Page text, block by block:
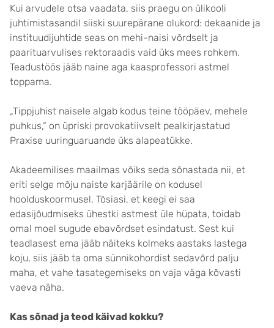
Kui arvudele otsa vaadata, siis praegu on ülikooli
juhtimistasandil siiski suurepärane olukord: dekaanide ja
instituudijuhtide seas on mehi-naisi võrdselt ja
paarituarvulises rektoraadis vaid üks mees rohkem.
Teadustöös jääb naine aga kaasprofessori astmel
toppama.
„Tippjuhist naisele algab kodus teine tööpäev, mehele
puhkus,“ on üpriski provokatiivselt pealkirjastatud
Praxise uuringuaruande üks alapeatükke.
Akadeemilises maailmas võiks seda sõnastada nii, et
eriti selge mõju naiste karjäärile on kodusel
hoolduskoormusel. Tõsiasi, et keegi ei saa
edasijõudmiseks ühestki astmest üle hüpata, toidab
omal moel sugude ebavõrdset esindatust. Sest kui
teadlasest ema jääb näiteks kolmeks aastaks lastega
koju, siis jääb ta oma sünnikohordist sedavõrd palju
maha, et vahe tasategemiseks on vaja väga kõvasti
vaeva näha.
Kas sõnad ja teod käivad kokku?